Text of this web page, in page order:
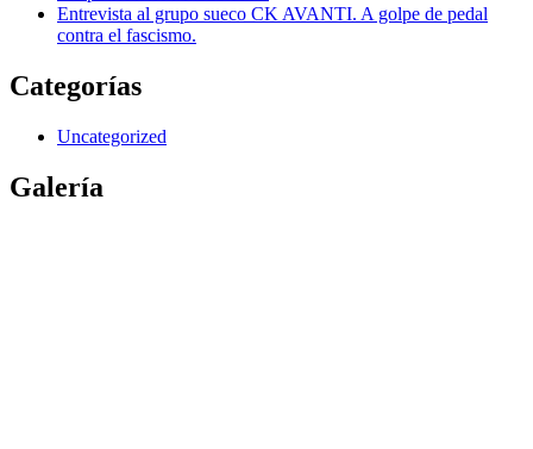
Entrevista al grupo sueco CK AVANTI. A golpe de pedal
contra el fascismo.
Categorías
Uncategorized
Galería